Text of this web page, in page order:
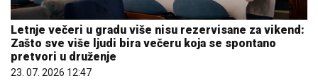
Letnje večeri u gradu više nisu rezervisane za vikend:
Zašto sve više ljudi bira večeru koja se spontano
pretvori u druženje
23. 07. 2026 12:47